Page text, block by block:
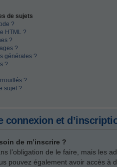
de sujets
?
HTML ?
?
?
générales ?
?
?
sujet ?
connexion et
de m’inscrire ?
l’obligation de le faire, mais les
pouvez également avoir accès à